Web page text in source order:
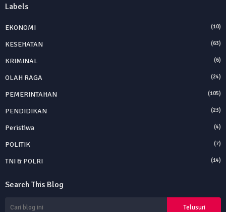
Labels
EKONOMI (10)
KESEHATAN (63)
KRIMINAL (6)
OLAH RAGA (24)
PEMERINTAHAN (105)
PENDIDIKAN (23)
Peristiwa (4)
POLITIK (7)
TNI & POLRI (14)
Search This Blog